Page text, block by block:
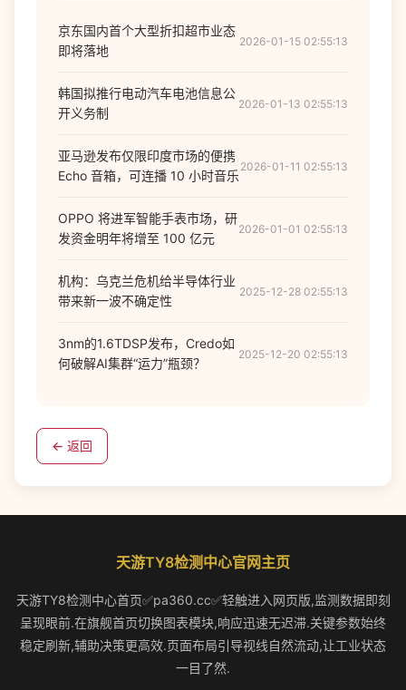
京东国内首个大型折扣超市业态
即将落地
2026-01-15 02:55:13
韩国拟推行电动汽车电池信息公
开义务制
2026-01-13 02:55:13
亚马逊发布仅限印度市场的便携
Echo 音箱，可连播 10 小时音乐
2026-01-11 02:55:13
OPPO 将进军智能手表市场，研
发资金明年将增至 100 亿元
2026-01-01 02:55:13
机构：乌克兰危机给半导体行业
带来新一波不确定性
2025-12-28 02:55:13
3nm的1.6TDSP发布，Credo如
何破解AI集群“运力”瓶颈？
2025-12-20 02:55:13
← 返回
天游TY8检测中心官网主页
天游TY8检测中心首页✅pa360.cc✅轻触进入网页版,监测数据即刻
呈现眼前.在旗舰首页切换图表模块,响应迅速无迟滞.关键参数始终
稳定刷新,辅助决策更高效.页面布局引导视线自然流动,让工业状态
一目了然.